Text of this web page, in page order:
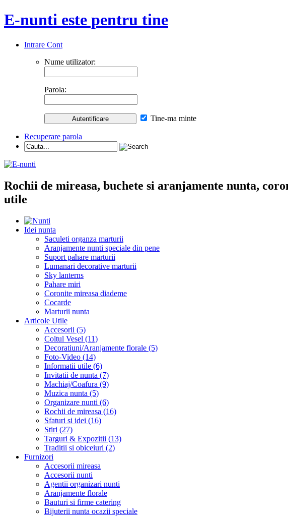
E-nunti este pentru tine
Intrare Cont
Nume utilizator:
Parola:
Tine-ma minte
Recuperare parola
Rochii de mireasa, buchete si aranjamente nunta,
utile
Idei nunta
Saculeti organza marturii
Aranjamente nunti speciale din pene
Suport pahare marturii
Lumanari decorative marturii
Sky lanterns
Pahare miri
Coronite mireasa diademe
Cocarde
Marturii nunta
Articole Utile
Accesorii (5)
Coltul Vesel (11)
Decoratiuni/Aranjamente florale (5)
Foto-Video (14)
Informatii utile (6)
Invitatii de nunta (7)
Machiaj/Coafura (9)
Muzica nunta (5)
Organizare nunti (6)
Rochii de mireasa (16)
Sfaturi si idei (16)
Stiri (27)
Targuri & Expozitii (13)
Traditii si obiceiuri (2)
Furnizori
Accesorii mireasa
Accesorii nunti
Agentii organizari nunti
Aranjamente florale
Bauturi si firme catering
Bijuterii nunta ocazii speciale